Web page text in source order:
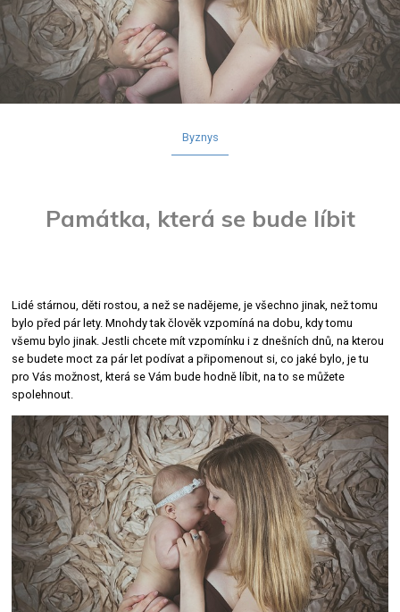
Byznys
Památka, která se bude líbit
Lidé stárnou, děti rostou, a než se nadějeme, je všechno jinak, než tomu
bylo před pár lety. Mnohdy tak člověk vzpomíná na dobu, kdy tomu
všemu bylo jinak. Jestli chcete mít vzpomínku i z dnešních dnů, na kterou
se budete moct za pár let podívat a připomenout si, co jaké bylo, je tu
pro Vás možnost, která se Vám bude hodně líbit, na to se můžete
spolehnout.